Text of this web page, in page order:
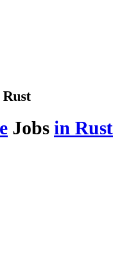
Rust
Jobs in Rust